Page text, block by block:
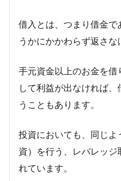
借入とは、つまり借金
うかにかかわらず返さな
手元資金以上のお金を
して利益が出なければ
うこともあります。
投資においても、同じ
資）を行う、レバレッ
れています。